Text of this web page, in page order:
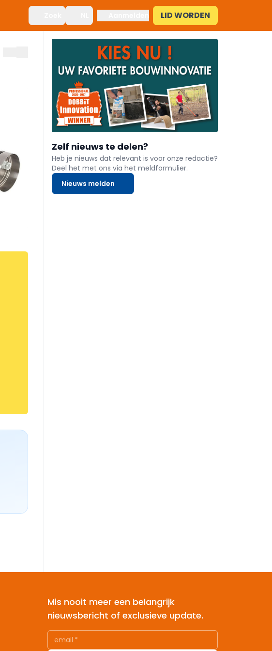
LID WORDEN
Zelf nieuws te delen?
Heb je nieuws dat relevant is voor onze redactie?
Deel het met ons via het meldformulier.
Nieuws melden
Mis nooit meer een belangrijk
nieuwsbericht of exclusieve update.
email *